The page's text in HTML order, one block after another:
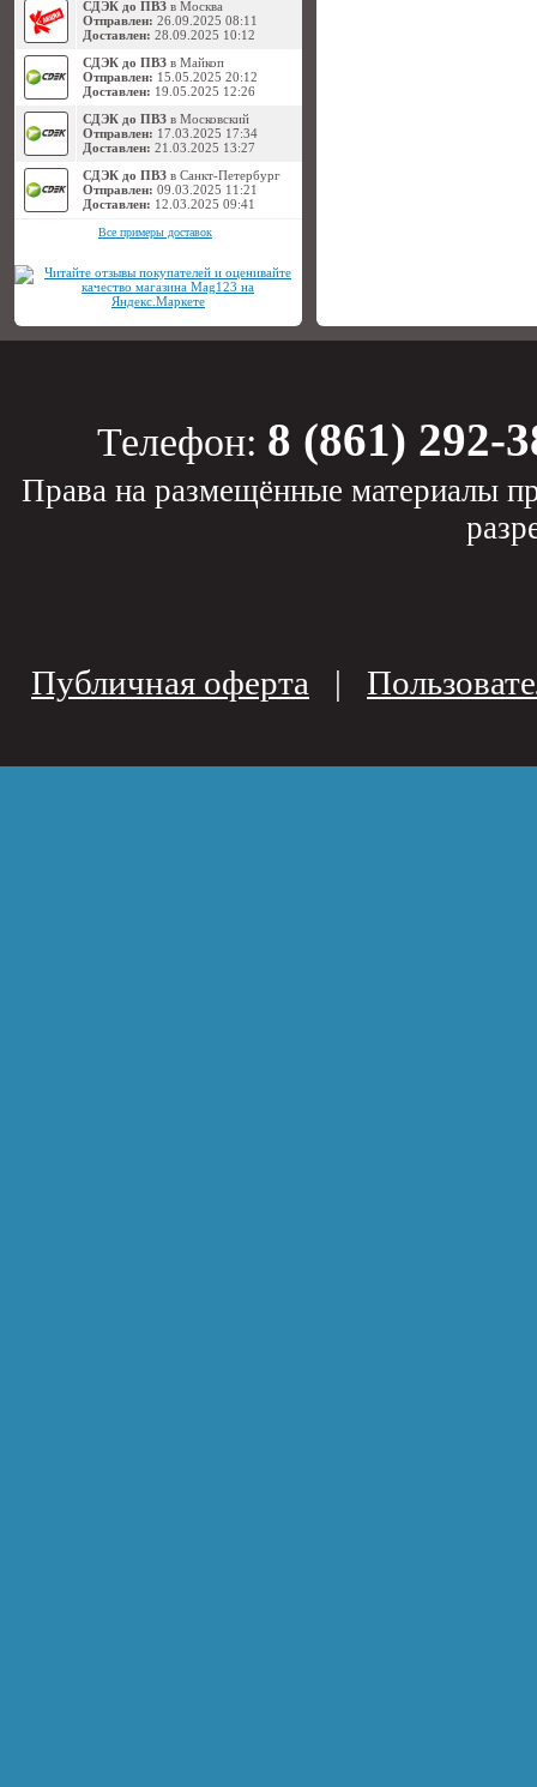
СДЭК до ПВЗ в Москва
Отправлен: 26.09.2025 08:11
Доставлен: 28.09.2025 10:12
СДЭК до ПВЗ в Майкоп
Отправлен: 15.05.2025 20:12
Доставлен: 19.05.2025 12:26
СДЭК до ПВЗ в Московский
Отправлен: 17.03.2025 17:34
Доставлен: 21.03.2025 13:27
СДЭК до ПВЗ в Санкт-Петербург
Отправлен: 09.03.2025 11:21
Доставлен: 12.03.2025 09:41
Все примеры доставок
Телефон: 8 (861) 292-
Права на размещённые материалы
Публичная оферта |